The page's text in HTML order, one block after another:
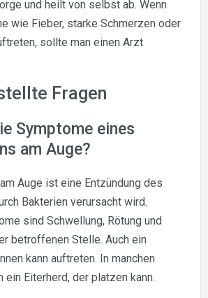
und heilt von selbst ab. Wenn
wie Fieber, starke Schmerzen oder
sollte man einen Arzt
Fragen
Symptome eines
am Auge?
Auge ist eine Entzündung des
Bakterien verursacht wird.
sind Schwellung, Rötung und
betroffenen Stelle. Auch ein
kann auftreten. In manchen
ein Eiterherd, der platzen kann.